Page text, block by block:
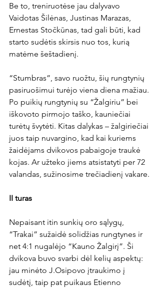
Be to, treniruotėse jau dalyvavo
Vaidotas Šilėnas, Justinas Marazas,
Ernestas Stočkūnas, tad gali būti, kad
starto sudėtis skirsis nuo tos, kurią
matėme šeštadienį.
“Stumbras”, savo ruožtu, šių rungtynių
pasiruošimui turėjo viena diena mažiau.
Po puikių rungtynių su “Žalgiriu” bei
iškovoto pirmojo taško, kauniečiai
turėtų švytėti. Kitas dalykas – žalgiriečiai
juos taip nuvargino, kad kai kuriems
žaidėjams dvikovos pabaigoje traukė
kojas. Ar užteko jiems atsistatyti per 72
valandas, sužinosime trečiadienį vakare.
II turas
Nepaisant itin sunkių oro sąlygų,
“Trakai” sužaidė solidžias rungtynes ir
net 4:1 nugalėjo “Kauno Žalgirį”. Ši
dvikova buvo svarbi dėl kelių aspektų:
jau minėto J.Osipovo įtraukimo į
sudėtį, taip pat puikaus Etienno